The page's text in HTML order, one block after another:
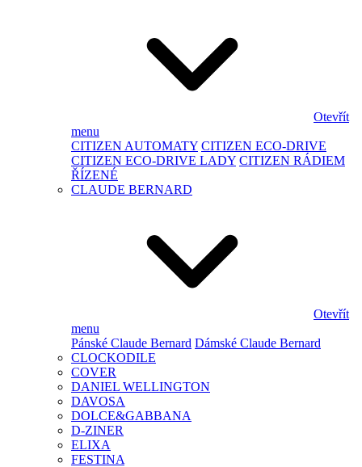
Otevřít
menu
CITIZEN AUTOMATY CITIZEN ECO-DRIVE
CITIZEN ECO-DRIVE LADY CITIZEN RÁDIEM
ŘÍZENÉ
CLAUDE BERNARD
Otevřít
menu
Pánské Claude Bernard Dámské Claude Bernard
CLOCKODILE
COVER
DANIEL WELLINGTON
DAVOSA
DOLCE&GABBANA
D-ZINER
ELIXA
FESTINA